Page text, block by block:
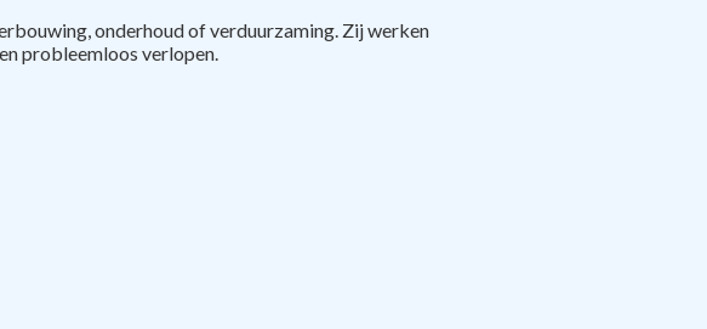
onderhoud of verduurzaming. Zij werken
probleemloos verlopen.